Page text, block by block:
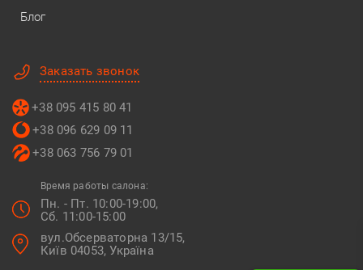
Блог
Заказать звонок
+38 095 415 80 41
+38 096 629 09 11
+38 063 756 79 01
Время работы салона:
Пн. - Пт. 10:00-19:00,
Сб. 11:00-15:00
вул.Обсерваторна 13/15,
Київ 04053, Україна